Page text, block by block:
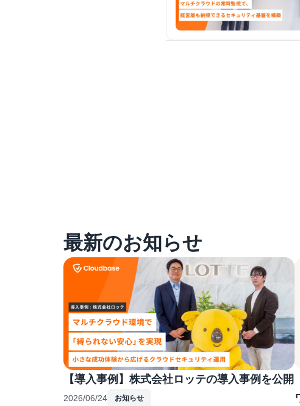
最新のお知らせ
【導入事例】株式会社ロッテの導入事例を公開
2026/06/24 お知らせ